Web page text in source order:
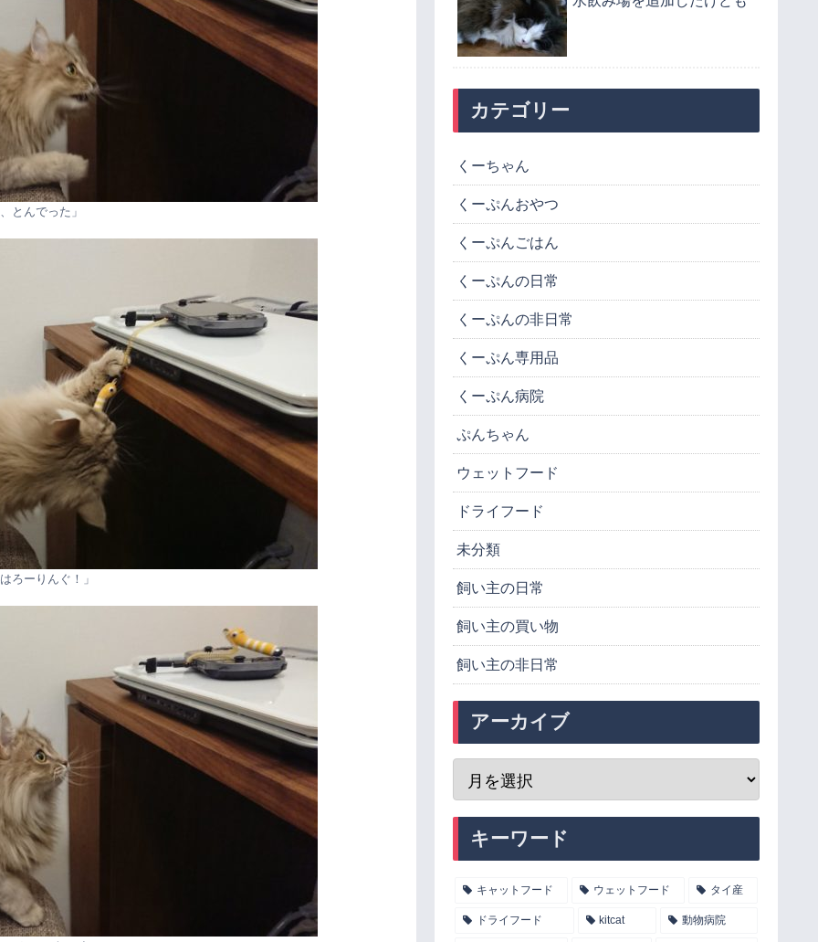
とんでった」
ろーりんぐ！」
カテゴリー
くーちゃん
くーぷんおやつ
くーぷんごはん
くーぷんの日常
くーぷんの非日常
くーぷん専用品
くーぷん病院
ぷんちゃん
ウェットフード
ドライフード
未分類
飼い主の日常
飼い主の買い物
飼い主の非日常
アーカイブ
キーワード
キャットフード ウェットフード タイ産
ドライフード kitcat 動物病院